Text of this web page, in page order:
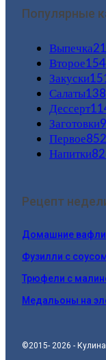
Популярные
Выпечка
Второе
Закуски
Салаты
Дессерт
Заготовки
Первое852
Напитки
Рецепт
Домашние вафли
Фузилли с
Трюфели с
Медальоны на
©2015- 2026 -